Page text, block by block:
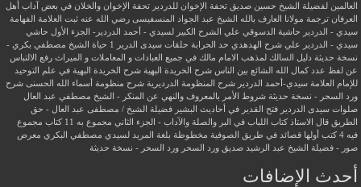
العالمين لفضيلة الشيخ حسين صديق
تحفة الإخوان للدردير تحفة الإخوان والخلان في بعض آداب أهل
العرفان ترجمة مولانا العارف بالله الشيخ عبد الجواد المنسفيسى رضي الله عنه ثبت العلامة الفهامة
سيدي - الدردير
حاشية الدسوقي علي الشرح الكبير لسيدي - أحمد الدردير- الجزء الأول حاشي
سيدي - الدردير علي شرح الهدهدي حد الحرابة حلقات سيدى الدرير 1
حياة الشيخ مصطفي بكري -
نسخة حديثة دليل السالك لمذهب الامام مالك في جميع العبادات و المعاملات و الميراث رفع الالتباس
عن لفظ عدد كمال الله الشائع بين الناس شرح الخريدة البهية شرح الخريدة البهية في علم التوحيد
للإمام العلامة سيدي-أحمد الدردير شرح المنظومة الدرديرية شرح منظومة أسماء الله الحسنى شرح
ورد السحر - نسخة حديثة شروط الأمر بالمعروف والنهي عن المنكر - الشيخ مصطفي عبد العال
صلوات سيدى الدردير فتح القدير في أحاديث البشير فضيلة الشيخ / مصطفى عبد العال - حق
الطريق
قال الاستاذ كتاب اللباب في البر والصلة والآداب - الجزء الثاني مجموع به 11 كتاب
مجموع
فيه 4 كتب أولها قصائد في طريق الصوفية
مخطوطة بلغة المريد لسيدي مصطفي البكري معرض
صور - فضيلة الشيخ عبد الرشيد صديق
ورد السحر ورد السحر - نسخة حديثة
أحدث الإضافات